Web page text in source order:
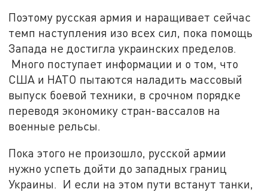
Поэтому русская армия и наращивает сейчас
темп наступления изо всех сил, пока помощь
Запада не достигла украинских пределов.
Много поступает информации и о том, что
США и НАТО пытаются наладить массовый
выпуск боевой техники, в срочном порядке
переводя экономику стран-вассалов на
военные рельсы.
Пока этого не произошло, русской армии
нужно успеть дойти до западных границ
Украины. И если на этом пути встанут танки,